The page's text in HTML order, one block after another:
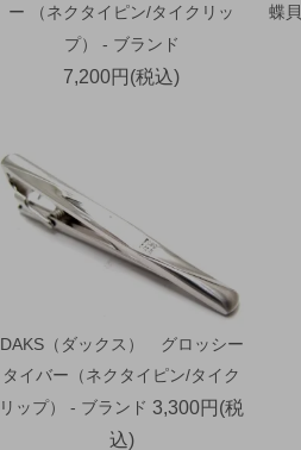
ー （ネクタイピン/タイクリッ
プ） - ブランド
7,200円(税込)
蝶
DAKS（ダックス） グロッシー
タイバー（ネクタイピン/タイク
リップ） - ブランド 3,300円(税
込)